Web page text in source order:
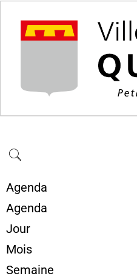
Agenda
Agenda
Jour
Mois
Semaine